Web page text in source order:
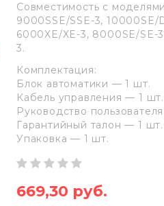
Совместимость с
9000SSE/SSE-3, 10000SE/
6000XE/XE-3, 8000SE/SE-
3.
Комплектация:
Блок автоматики — 1 шт.
Кабель управления — 1 шт.
Руководство
Гарантийный талон — 1 шт.
Упаковка — 1 шт.
669,30 руб.